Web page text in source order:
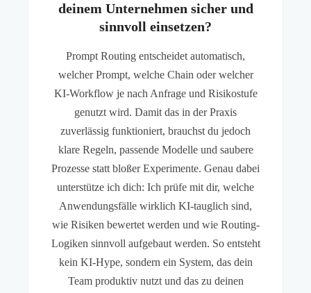
deinem Unternehmen sicher und
sinnvoll einsetzen?
Prompt Routing entscheidet automatisch,
welcher Prompt, welche Chain oder welcher
KI-Workflow je nach Anfrage und Risikostufe
genutzt wird. Damit das in der Praxis
zuverlässig funktioniert, brauchst du jedoch
klare Regeln, passende Modelle und saubere
Prozesse statt bloßer Experimente. Genau dabei
unterstütze ich dich: Ich prüfe mit dir, welche
Anwendungsfälle wirklich KI-tauglich sind,
wie Risiken bewertet werden und wie Routing-
Logiken sinnvoll aufgebaut werden. So entsteht
kein KI-Hype, sondern ein System, das dein
Team produktiv nutzt und das zu deinen